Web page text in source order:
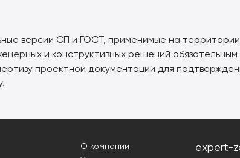
версии СП и ГОСТ, применимые на
и конструктивных решений
проектной документации для
О компании
expert-